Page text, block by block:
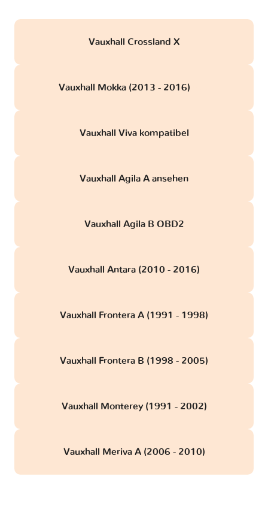
Vauxhall Crossland X
Vauxhall Mokka (2013 - 2016)
Vauxhall Viva kompatibel
Vauxhall Agila A ansehen
Vauxhall Agila B OBD2
Vauxhall Antara (2010 - 2016)
Vauxhall Frontera A (1991 - 1998)
Vauxhall Frontera B (1998 - 2005)
Vauxhall Monterey (1991 - 2002)
Vauxhall Meriva A (2006 - 2010)